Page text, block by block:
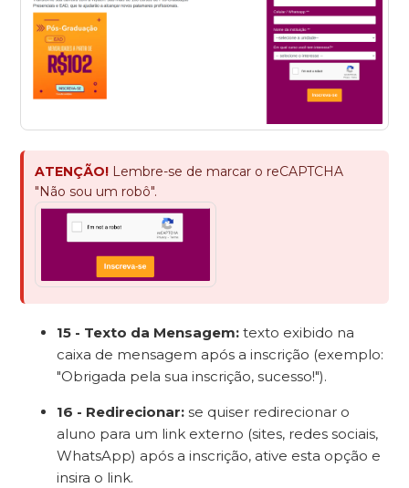
ATENÇÃO! Lembre-se de marcar o reCAPTCHA
"Não sou um robô".
15 - Texto da Mensagem: texto exibido na
caixa de mensagem após a inscrição (exemplo:
"Obrigada pela sua inscrição, sucesso!").
16 - Redirecionar: se quiser redirecionar o
aluno para um link externo (sites, redes sociais,
WhatsApp) após a inscrição, ative esta opção e
insira o link.